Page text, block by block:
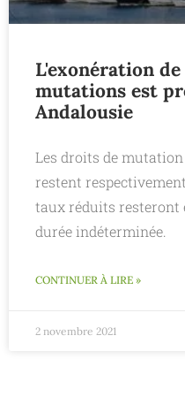
L'exonération
mutations est
Andalousie
Les droits de
restent respectivement
taux réduits resteront
durée indéterminée.
CONTINUER À LIRE »
2 novembre 2021